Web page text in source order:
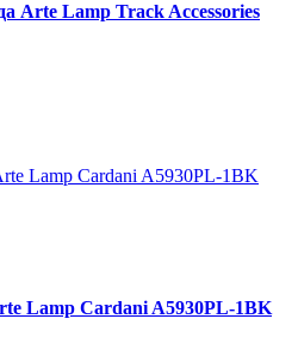
Arte Lamp Track Accessories
Lamp Cardani A5930PL-1BK